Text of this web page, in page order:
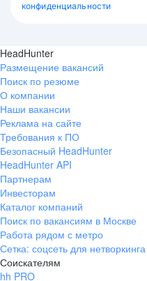
конфиденциальности
HeadHunter
Размещение вакансий
Поиск по резюме
О компании
Наши вакансии
Реклама на сайте
Требования к ПО
Безопасный HeadHunter
HeadHunter API
Партнерам
Инвесторам
Каталог компаний
Поиск по вакансиям в Москве
Работа рядом с метро
Сетка: соцсеть для нетворкинга
Соискателям
hh PRO